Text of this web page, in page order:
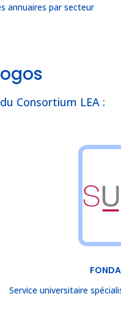
annuaires par secteur
Consortium LEA :
Service universitaire